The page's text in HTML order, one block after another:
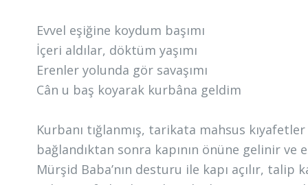
Evvel eşiğine koydum başımı
İçeri aldılar, döktüm yaşımı
Erenler yolunda gör savaşımı
Cân u baş koyarak kurbâna geldim
Kurbanı tığlanmış, tarikata mahsus
bağlandıktan sonra kapının önüne gelinir
Mürşid Baba’nın desturu ile kapı açılır, talip